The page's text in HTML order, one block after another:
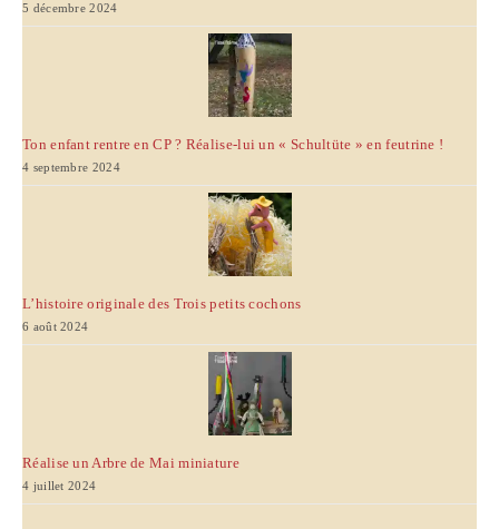
5 décembre 2024
Ton enfant rentre en CP ? Réalise-lui un « Schultüte » en feutrine !
4 septembre 2024
L’histoire originale des Trois petits cochons
6 août 2024
Réalise un Arbre de Mai miniature
4 juillet 2024